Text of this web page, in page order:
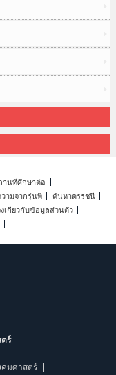
านที่ศึกษาต่อ
ามจากรุ่นพี่
ค้นหาดรรชนี
งเกี่ยวกับข้อมูลส่วนตัว
ร์
คมศาสตร์